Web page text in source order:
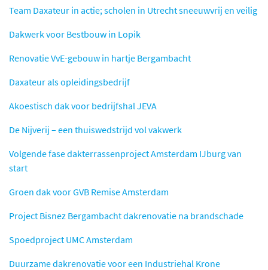
Team Daxateur in actie; scholen in Utrecht sneeuwvrij en veilig
Dakwerk voor Bestbouw in Lopik
Renovatie VvE-gebouw in hartje Bergambacht
Daxateur als opleidingsbedrijf
Akoestisch dak voor bedrijfshal JEVA
De Nijverij – een thuiswedstrijd vol vakwerk
Volgende fase dakterrassenproject Amsterdam IJburg van
start
Groen dak voor GVB Remise Amsterdam
Project Bisnez Bergambacht dakrenovatie na brandschade
Spoedproject UMC Amsterdam
Duurzame dakrenovatie voor een Industriehal Krone